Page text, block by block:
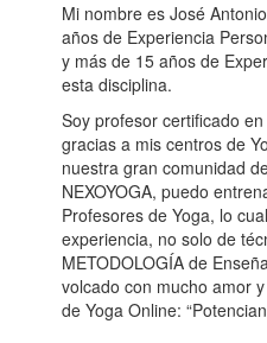
Mi nombre es José
años de Experiencia
y más de 15 años de
esta disciplina.
Soy profesor certificado en
gracias a mis centros de
nuestra gran comunidad
NEXOYOGA, puedo
Profesores de Yoga, lo
experiencia, no solo de
METODOLOGÍA de
volcado con mucho amor
de Yoga Online: